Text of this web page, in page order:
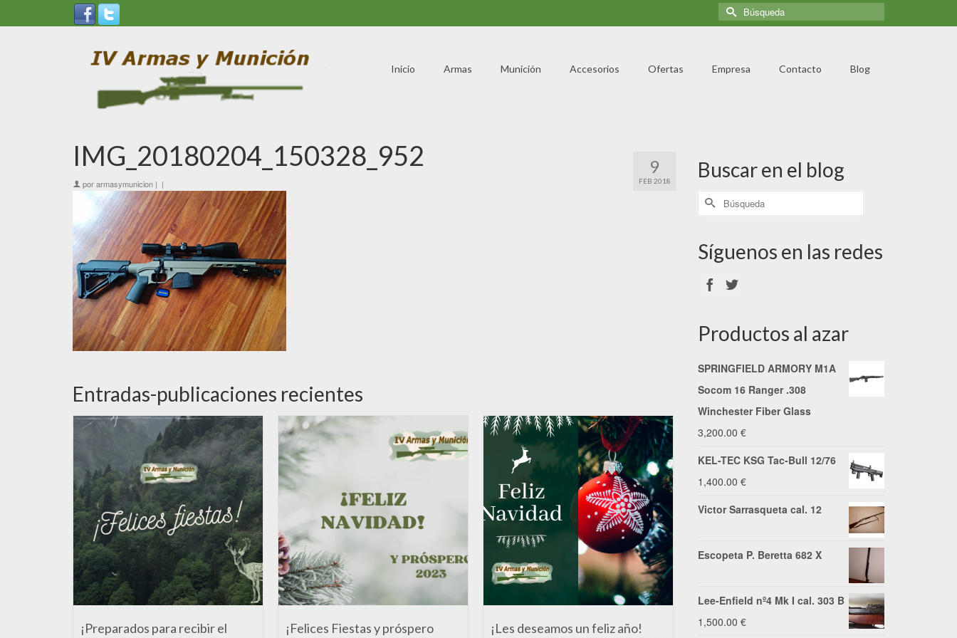
Inicio Armas Munición Accesorios Ofertas Empresa Contacto Blog
9
FEB 2018
IMG_20180204_150328_952
porarmasymunicion | |
Entradas-publicaciones recientes
¡Preparados para recibir el
¡Felices Fiestas y próspero
¡Les deseamos un feliz año!
Os deseamos unas Felices
Buscar en el blog
Síguenos en las redes
Productos al azar
SPRINGFIELD ARMORY M1A
Socom 16 Ranger .308
Winchester Fiber Glass
3,200.00 €
KEL-TEC KSG Tac-Bull 12/76
1,400.00 €
Victor Sarrasqueta cal. 12
Escopeta P. Beretta 682 X
Lee-Enfield nº4 Mk I cal. 303 B
1,500.00 €